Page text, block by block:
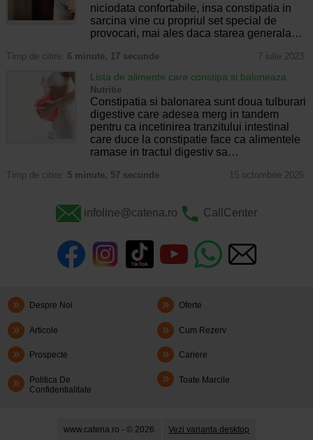
niciodata confortabile, insa constipatia in
sarcina vine cu propriul set special de
provocari, mai ales daca starea generala…
Timp de citire: 6 minute, 17 secunde 7 iulie 2023
Lista de alimente care constipa si baloneaza
Nutritie
Constipatia si balonarea sunt doua tulburari
digestive care adesea merg in tandem
pentru ca incetinirea tranzitului intestinal
care duce la constipatie face ca alimentele
ramase in tractul digestiv sa…
Timp de citire: 5 minute, 57 secunde 15 octombrie 2025
infoline@catena.ro CallCenter
Despre Noi Oferte
Articole Cum Rezerv
Prospecte Cariere
Politica De
Confidentialitate
Toate Marcile
www.catena.ro - © 2026 Vezi varianta desktop